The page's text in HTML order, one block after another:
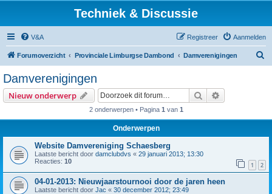
Techniek & Discussie
V&A Aanmelden
Registreer
Forumoverzicht Provinciale Limburgse Dambond Damverenigingen
Damverenigingen
Nieuw onderwerp Zoek
2 onderwerpen • Pagina 1 van 1
Onderwerpen
Website Damvereniging Schaesberg
Laatste bericht door damclubdvs « 29 januari 2013; 13:30
Reacties: 10 1 2
04-01-2013: Nieuwjaarstournooi door de jaren heen
Laatste bericht door Jac « 30 december 2012; 23:49